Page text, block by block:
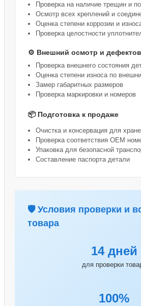
Проверка на наличие трещин и
Осмотр всех креплений и
Оценка степени коррозии и
Проверка целостности
⚙️ Внешний осмотр и
Проверка внешнего состояния
Оценка степени износа по
Замер габаритных размеров
Проверка маркировки и номеров
📦 Подготовка к продаже
Очистка и консервация для
Проверка соответствия OEM
Упаковка для безопасной
Составление паспорта детали
🛡️ Условия проверки и
товара
14 дней
для проверки
100%